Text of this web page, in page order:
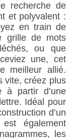
recherche de
et polyvalent :
en train de
grille de mots
ou que
une, cet
meilleur allié.
vite, créez plus
à partir d’une
Idéal pour
d’un
également
les